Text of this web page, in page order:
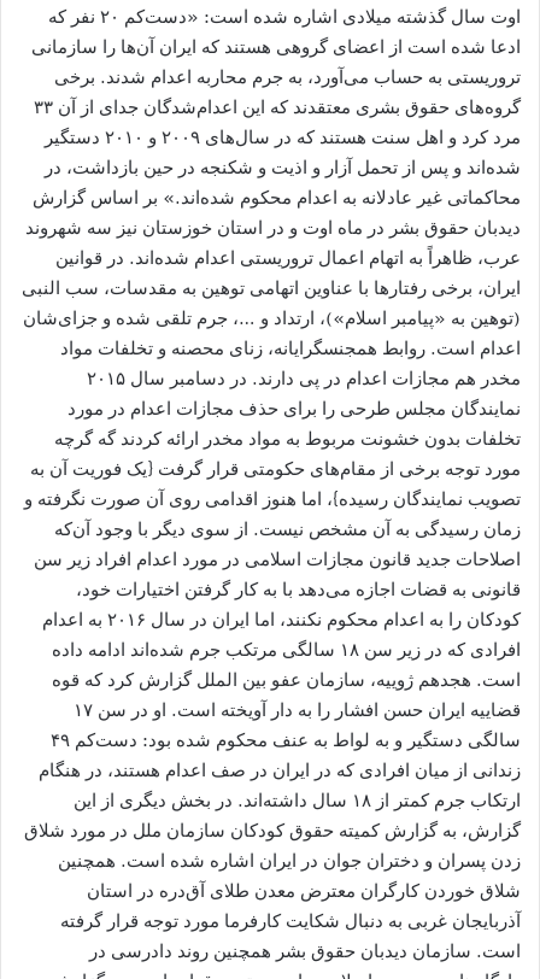
اوت سال گذشته میلادی اشاره شده است: «دست‌کم ۲۰ نفر که
ادعا شده است از اعضای گروهی هستند که ایران آن‌ها را سازمانی
تروریستی به حساب می‌‏آورد، به جرم محاربه اعدام شدند. برخی
گروه‏‏‌های حقوق بشری معتقدند که این اعدام‌شدگان جدای از آن ۳۳
مرد کرد و اهل سنت هستند که در سال‏‏‌های ۲۰۰۹ و ۲۰۱۰ دستگیر
شده‌‏اند و پس از تحمل آزار و اذیت و شکنجه در حین بازداشت، در
محاکماتی غیر عادلانه به اعدام محکوم شده‌اند.» بر اساس گزارش
دیدبان حقوق بشر در ماه اوت و در استان خوزستان نیز سه شهروند
عرب، ظاهراً به اتهام اعمال تروریستی اعدام شده‌اند. در قوانین
ایران، برخی رفتارها با عناوین اتهامی توهین به مقدسات، سب النبی
(توهین به «پیامبر اسلام»)، ارتداد و …، جرم تلقی شده و جزای‌شان
اعدام است. روابط همجنسگرایانه، زنای محصنه و تخلفات مواد
مخدر هم مجازات اعدام در پی دارند. در دسامبر سال ۲۰۱۵
نمایندگان مجلس طرحی را برای حذف مجازات اعدام در مورد
تخلفات بدون خشونت مربوط به مواد مخدر ارائه کردند گه گرچه
مورد توجه برخی از مقام‌های حکومتی قرار گرفت {یک فوریت آن به
تصویب نمایندگان رسیده}، اما هنوز اقدامی روی آن صورت نگرفته و
زمان رسیدگی به آن مشخص نیست. از سوی دیگر با وجود آن‌که
اصلاحات جدید قانون مجازات اسلامی در مورد اعدام افراد زیر سن
قانونی به قضات اجازه می‏‌دهد با به کار گرفتن اختیارات خود،
کودکان را به اعدام محکوم نکنند، اما ایران در سال ۲۰۱۶ به اعدام
افرادی که در زیر سن ۱۸ سالگی مرتکب جرم شده‌اند ادامه داده
است. هجدهم ژوییه، سازمان عفو بین الملل گزارش کرد که قوه
قضاییه ایران حسن افشار را به دار آویخته ‏است. او در سن ۱۷
سالگی دستگیر و به لواط به عنف محکوم شده بود: دست‌کم ۴۹
زندانی از میان افرادی که در ایران در صف اعدام هستند، در هنگام
ارتکاب جرم کمتر از ۱۸ سال داشته‌‏اند. در بخش دیگری از این
گزارش، به گزارش کمیته حقوق کودکان سازمان ملل در مورد شلاق
زدن پسران و دختران جوان در ایران اشاره شده است. همچنین
شلاق خوردن کارگران معترض معدن طلای آق‌‌دره در استان
آذربایجان غربی به دنبال شکایت کارفرما مورد توجه قرار گرفته
است. سازمان دیدبان حقوق بشر همچنین روند دادرسی‌ در